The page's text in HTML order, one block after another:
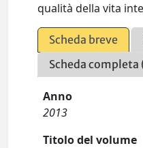
qualità della vita
Scheda breve
Scheda completa
Anno
2013
Titolo del volume